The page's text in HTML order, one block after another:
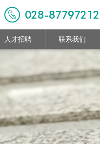
028-87797212
人才招聘 联系我们